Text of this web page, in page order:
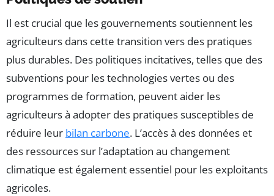
Il est crucial que les gouvernements soutiennent les
agriculteurs dans cette transition vers des pratiques
plus durables. Des politiques incitatives, telles que des
subventions pour les technologies vertes ou des
programmes de formation, peuvent aider les
agriculteurs à adopter des pratiques susceptibles de
réduire leur bilan carbone. L’accès à des données et
des ressources sur l’adaptation au changement
climatique est également essentiel pour les exploitants
agricoles.